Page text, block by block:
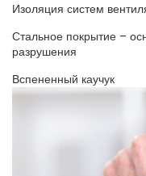
Изоляция систем
Стальное покрытие –
разрушения
Вспененный каучук